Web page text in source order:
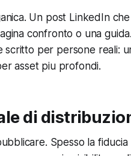
Un post LinkedIn
confronto o una
scritto per persone reali:
asset piu profondi.
di
Spesso la fiducia